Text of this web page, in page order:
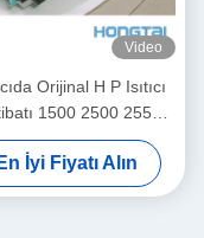
Video
Orijinal H P Isıtıcı
1500 2500 2550
2840 RM1-3525
En İyi Fiyatı Alın